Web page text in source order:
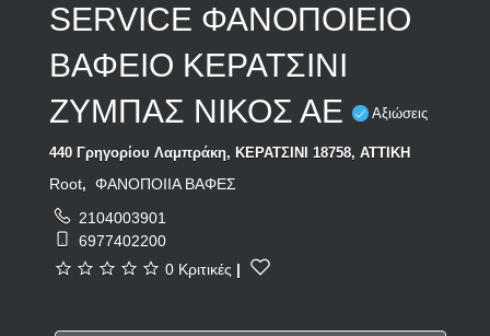
SERVICE ΦΑΝΟΠΟΙΕΙΟ
ΒΑΦΕΙΟ ΚΕΡΑΤΣΙΝΙ
ΖΥΜΠΑΣ ΝΙΚΟΣ ΑΕ
Αξιώσεις
440 Γρηγορίου Λαμπράκη, ΚΕΡΑΤΣΙΝΙ 18758, ΑΤΤΙΚΗ
Root, ΦΑΝΟΠΟΙΙΑ ΒΑΦΕΣ
2104003901
6977402200
0 Κριτικές |